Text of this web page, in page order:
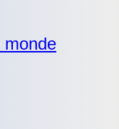
monde